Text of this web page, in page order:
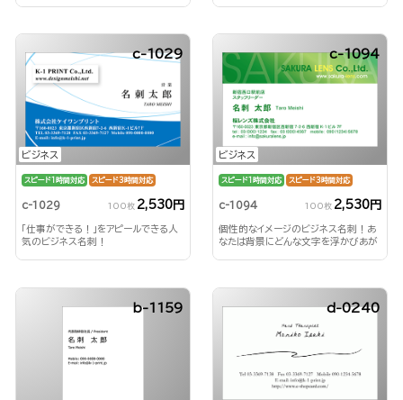
ビジネス
c-1029
スピード1時間対応 スピード3時間対応
c-1029 100枚 2,530円
「仕事ができる！」をアピールできる人
気のビジネス名刺！
ビジネス
c-1094
スピード1時間対応 スピード3時間対応
c-1094 100枚 2,530円
個性的なイメージのビジネス名刺！あ
なたは背景にどんな文字を浮かびあが
b-1159 d-0240